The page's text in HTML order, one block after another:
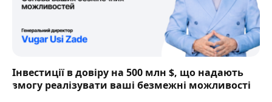
Інвестиції в довіру на 500 млн $, що надають
змогу реалізувати ваші безмежні можливості